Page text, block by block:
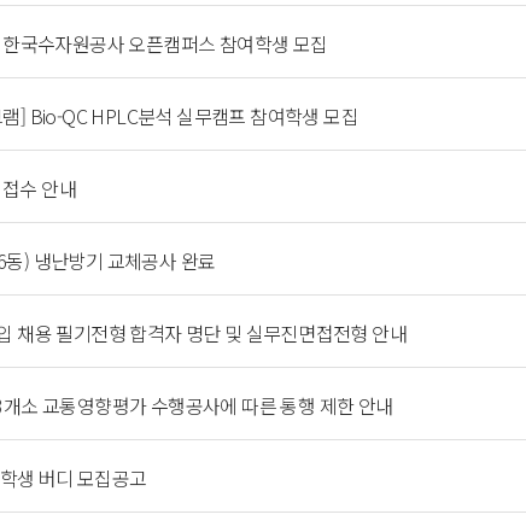
국수자원공사 오픈캠퍼스 참여학생 모집
] Bio-QC HPLC분석 실무캠프 참여학생 모집
수 안내
) 냉난방기 교체공사 완료
채용 필기전형 합격자 명단 및 실무진면접전형 안내
소 교통영향평가 수행공사에 따른 통행 제한 안내
생 버디 모집공고